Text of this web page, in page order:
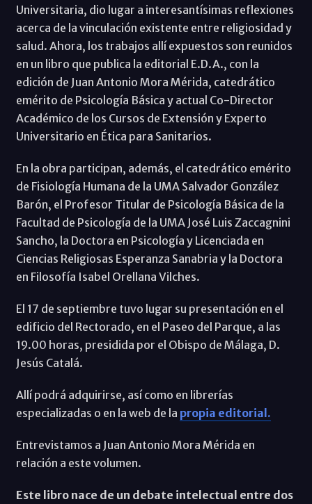
Universitaria, dio lugar a interesantísimas reflexiones
acerca de la vinculación existente entre religiosidad y
salud. Ahora, los trabajos allí expuestos son reunidos
en un libro que publica la editorial E.D.A., con la
edición de Juan Antonio Mora Mérida, catedrático
emérito de Psicología Básica y actual Co-Director
Académico de los Cursos de Extensión y Experto
Universitario en Ética para Sanitarios.
En la obra participan, además, el catedrático emérito
de Fisiología Humana de la UMA Salvador González
Barón, el Profesor Titular de Psicología Básica de la
Facultad de Psicología de la UMA José Luis Zaccagnini
Sancho, la Doctora en Psicología y Licenciada en
Ciencias Religiosas Esperanza Sanabria y la Doctora
en Filosofía Isabel Orellana Vilches.
El 17 de septiembre tuvo lugar su presentación en el
edificio del Rectorado, en el Paseo del Parque, a las
19.00 horas, presidida por el Obispo de Málaga, D.
Jesús Catalá.
Allí podrá adquirirse, así como en librerías
especializadas o en la web de la propia editorial.
Entrevistamos a Juan Antonio Mora Mérida en
relación a este volumen.
Este libro nace de un debate intelectual entre dos